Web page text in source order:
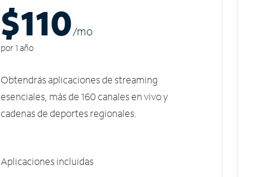
$110/mo
por 1 año
Obtendrás aplicaciones de streaming
esenciales, más de 160 canales en vivo y
cadenas de deportes regionales.
Aplicaciones incluidas